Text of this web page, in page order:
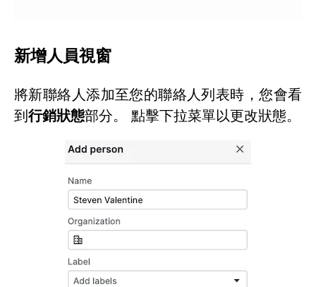
新增人員視窗
將新聯絡人添加至您的聯絡人列表時，您會看
到行銷狀態部分。 點擊下拉菜單以更改狀態。